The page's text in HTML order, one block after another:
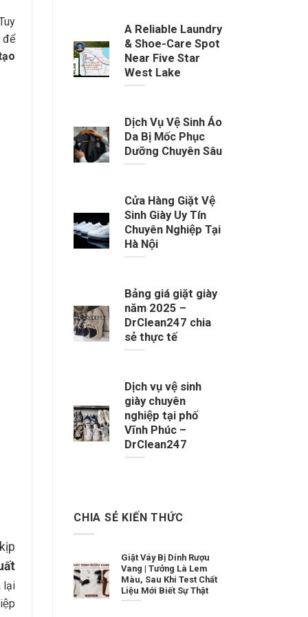
để
lại
A Reliable Laundry
& Shoe-Care Spot
Near Five Star
West Lake
Dịch Vụ Vệ Sinh Áo
Da Bị Mốc Phục
Dưỡng Chuyên Sâu
Cửa Hàng Giặt Vệ
Sinh Giày Uy Tín
Chuyên Nghiệp Tại
Hà Nội
Bảng giá giặt giày
năm 2025 –
DrClean247 chia
sẻ thực tế
Dịch vụ vệ sinh
giày chuyên
nghiệp tại phố
Vĩnh Phúc –
DrClean247
CHIA SẺ KIẾN THỨC
Giặt Váy Bị Dính Rượu
Vang | Tưởng Là Lem
Màu, Sau Khi Test Chất
Liệu Mới Biết Sự Thật